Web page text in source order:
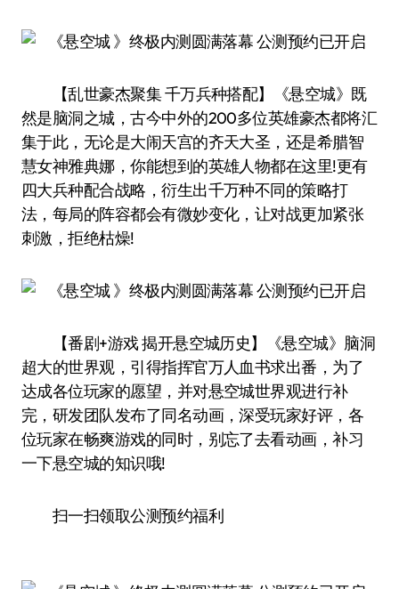
【乱世豪杰聚集 千万兵种搭配】《悬空城》既
然是脑洞之城，古今中外的200多位英雄豪杰都将汇
集于此，无论是大闹天宫的齐天大圣，还是希腊智
慧女神雅典娜，你能想到的英雄人物都在这里!更有
四大兵种配合战略，衍生出千万种不同的策略打
法，每局的阵容都会有微妙变化，让对战更加紧张
刺激，拒绝枯燥!
【番剧+游戏 揭开悬空城历史】《悬空城》脑洞
超大的世界观，引得指挥官万人血书求出番，为了
达成各位玩家的愿望，并对悬空城世界观进行补
完，研发团队发布了同名动画，深受玩家好评，各
位玩家在畅爽游戏的同时，别忘了去看动画，补习
一下悬空城的知识哦!
扫一扫领取公测预约福利